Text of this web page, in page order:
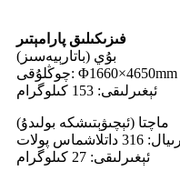
فىزىكىلىق پارامېتىر
بۇي (باتارېيەسىز)
چوڭلۇقى: Φ1660×4650mm
ئېغىرلىقى: 153 كىلوگرام
ماچتا (ئېچىۋېتىشكە بولىدۇ)
داتلاشماس پولات
ئېغىرلىقى: 27 كىلوگرام